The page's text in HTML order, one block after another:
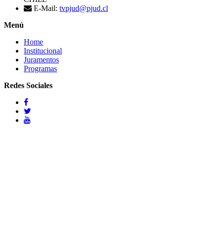
E-Mail: tvpjud@pjud.cl
Menú
Home
Institucional
Juramentos
Programas
Redes Sociales